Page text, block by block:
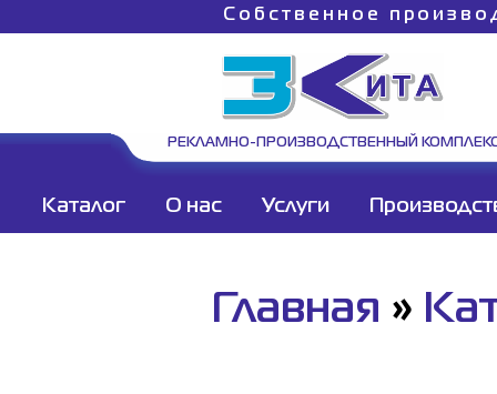
Собственное
РЕКЛАМНО-ПРОИЗВОДСТВЕННЫЙ
Каталог О нас Услуги
Главная »